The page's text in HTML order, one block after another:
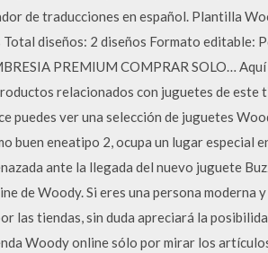
de traducciones en español. Plantilla
diseños: 2 diseños Formato editable:
PREMIUM COMPRAR SOLO…
relacionados con juguetes de este
puedes ver una selección de juguetes
buen eneatipo 2, ocupa un lugar especial
ante la llegada del nuevo juguete
de Woody. Si eres una persona moderna
las tiendas, sin duda apreciará la
Woody online sólo por mirar los